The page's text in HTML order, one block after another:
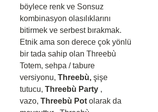
böylece renk ve Sonsuz
kombinasyon olasılıklarını
bitirmek ve serbest bırakmak.
Etnik ama son derece çok yönlü
bir tada sahip olan Threebù
Totem, sehpa / tabure
versiyonu, Threebù, şişe
tutucu, Threebù Party ,
vazo, Threebù Pot olarak da